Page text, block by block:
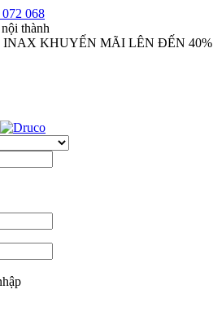
068
thành
INAX KHUYẾN MÃI LÊN ĐẾN 40%